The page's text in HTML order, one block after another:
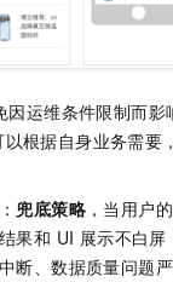
因运维条件限制而
根据自身业务需要
兜底策略 ，当用户
果和 UI 展示不白屏
断、数据质量问题